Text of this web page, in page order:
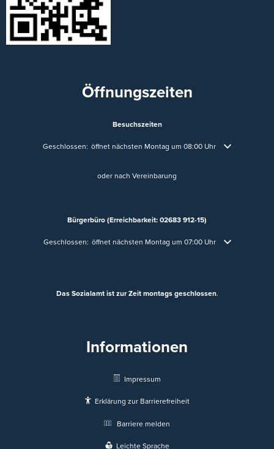
Öffnungszeiten
Besuchszeiten
Klicken, um weitere Öffnungs- oder Schließzeiten auszublenden
Geschlossen: öffnet nächsten Montag um 08:00 Uhr
oder nach Vereinbarung
Bürgerbüro (Erreichbarkeit: 02683 912-15)
Klicken, um weitere Öffnungs- oder Schließzeiten auszublenden
Geschlossen: öffnet nächsten Montag um 07:00 Uhr
Das Sozialamt ist zur Zeit montags geschlossen.
Informationen
Impressum
Erklärung zur Barrierefreiheit
Barriere melden
Leichte Sprache